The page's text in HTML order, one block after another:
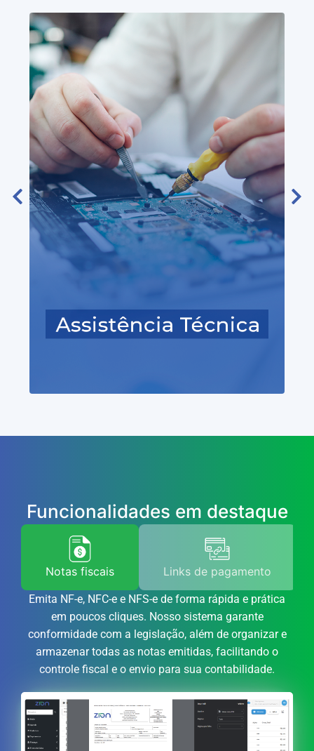
Funcionalidades em destaque
Notas fiscais Links de pagamento
Emita NF-e, NFC-e e NFS-e de forma rápida e prática
em poucos cliques. Nosso sistema garante
conformidade com a legislação, além de organizar e
armazenar todas as notas emitidas, facilitando o
controle fiscal e o envio para sua contabilidade.